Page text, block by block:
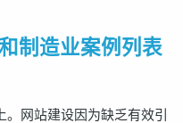
制造业案例列表
网站建设因为缺乏有效引